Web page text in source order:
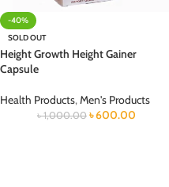
-40%
SOLD OUT
Height Growth Height Gainer
Capsule
Health Products,Men's Products
৳1,000.00 ৳600.00